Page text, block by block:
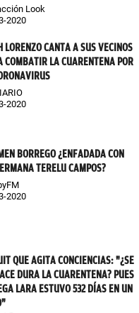
Look
2020
LORENZO CANTA A SUS VECINOS
COMBATIR LA CUARENTENA POR
2020
BORREGO ¿ENFADADA CON
TERELU CAMPOS?
2020
QUE AGITA CONCIENCIAS: "¿SE
DURA LA CUARENTENA? PUES
LARA ESTUVO 532 DÍAS EN UN